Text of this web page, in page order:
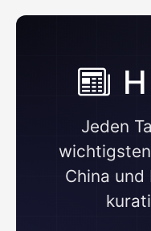
Jeden
China und